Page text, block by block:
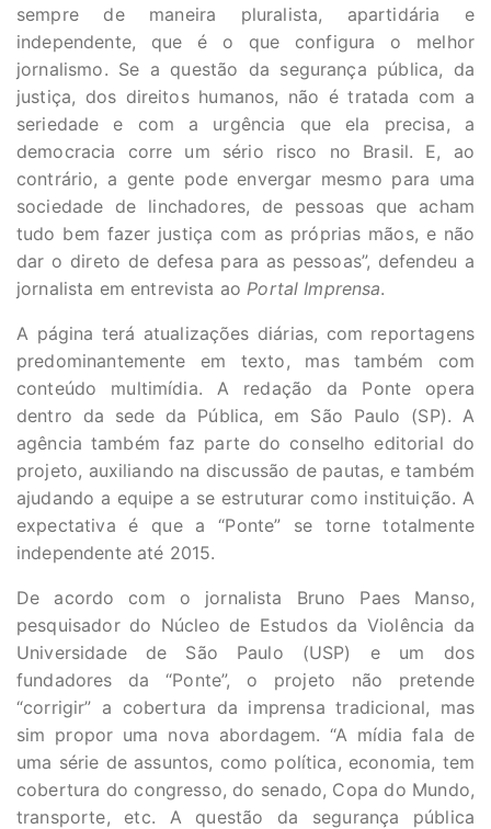
sempre de maneira pluralista, apartidária e
independente, que é o que configura o melhor
jornalismo. Se a questão da segurança pública, da
justiça, dos direitos humanos, não é tratada com a
seriedade e com a urgência que ela precisa, a
democracia corre um sério risco no Brasil. E, ao
contrário, a gente pode envergar mesmo para uma
sociedade de linchadores, de pessoas que acham
tudo bem fazer justiça com as próprias mãos, e não
dar o direto de defesa para as pessoas”, defendeu a
jornalista em entrevista aoPortal Imprensa.
A página terá atualizações diárias, com reportagens
predominantemente em texto, mas também com
conteúdo multimídia. A redação da Ponte opera
dentro da sede da Pública, em São Paulo (SP). A
agência também faz parte do conselho editorial do
projeto, auxiliando na discussão de pautas, e também
ajudando a equipe a se estruturar como instituição. A
expectativa é que a “Ponte” se torne totalmente
independente até 2015.
De acordo com o jornalista Bruno Paes Manso,
pesquisador do Núcleo de Estudos da Violência da
Universidade de São Paulo (USP) e um dos
fundadores da “Ponte”, o projeto não pretende
“corrigir” a cobertura da imprensa tradicional, mas
sim propor uma nova abordagem. “A mídia fala de
uma série de assuntos, como política, economia, tem
cobertura do congresso, do senado, Copa do Mundo,
transporte, etc. A questão da segurança pública